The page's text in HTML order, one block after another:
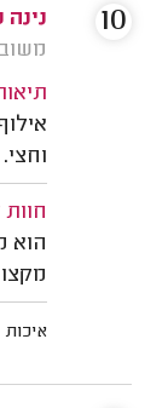
משוב: 30/12/
וחצי.
הוא
איכות
10